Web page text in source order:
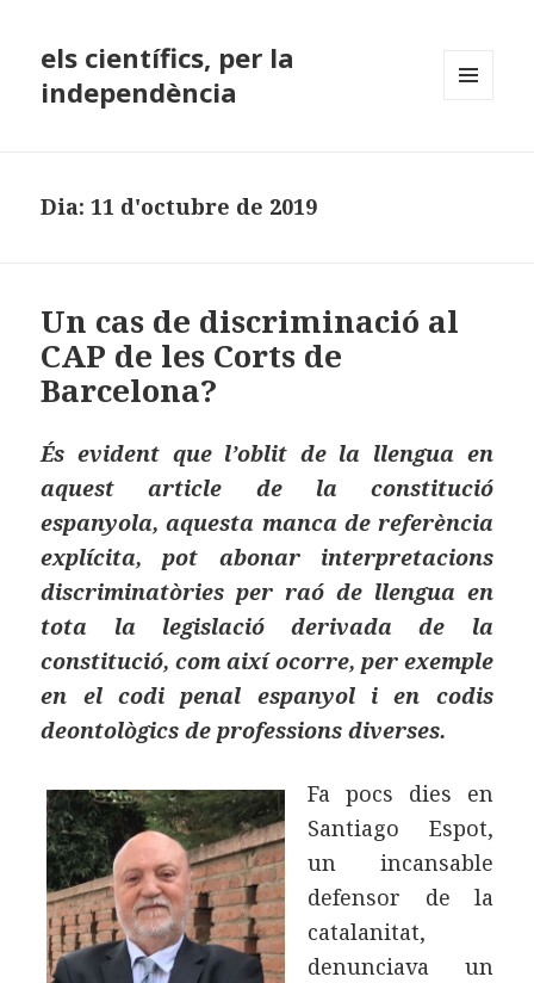
els científics, per la
independència
Dia:11 d'octubre de 2019
Un cas de discriminació al
CAP de les Corts de
Barcelona?
És evident que l’oblit de la llengua en
aquest article de la constitució
espanyola, aquesta manca de referència
explícita, pot abonar interpretacions
discriminatòries per raó de llengua en
tota la legislació derivada de la
constitució, com així ocorre, per exemple
en el codi penal espanyol i en codis
deontològics de professions diverses.
Fa pocs dies en
Santiago Espot,
un incansable
defensor de la
catalanitat,
denunciava un